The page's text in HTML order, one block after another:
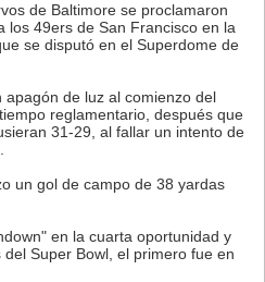
de Baltimore se proclamaron
los 49ers de San Francisco en la
se disputó en el Superdome de
de luz al comienzo del
reglamentario, después que
31-29, al fallar un intento de
un gol de campo de 38 yardas
en la cuarta oportunidad y
Super Bowl, el primero fue en